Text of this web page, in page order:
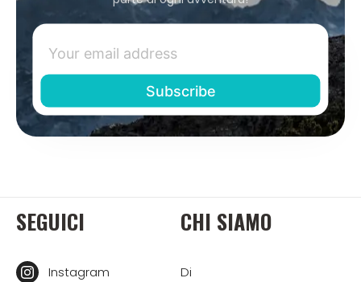
SEGUICI
Instagram
CHI SIAMO
Di